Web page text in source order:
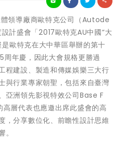
領導廠商歐特克公司（Autode
計盛會「2017歐特克AU中國“大
歐特克在大中華區舉辦的第十
年慶，因此大會規格更勝過
程建設、製造和傳媒娛樂三大行
與行業專家朝聖，包括來自臺灣
亞洲領先影視特效公司Base F
層代表也應邀出席此盛會的高
，分享數位化、前瞻性設計思維